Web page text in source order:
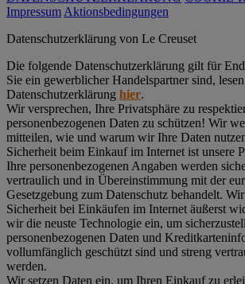
Impressum Aktionsbedingungen
Datenschutz­erklärung von Le Creuset
Die folgende Datenschutzerklärung gilt für
Sie ein gewerblicher Handelspartner sind,
Datenschutzerklärung hier.
Wir versprechen, Ihre Privatsphäre zu
personenbezogenen Daten zu schützen! Wir
mitteilen, wie und warum wir Ihre Daten
Sicherheit beim Einkauf im Internet ist unsere
Ihre personenbezogenen Angaben werden
vertraulich und in Übereinstimmung mit der
Gesetzgebung zum Datenschutz behandelt.
Sicherheit bei Einkäufen im Internet äußerst
wir die neuste Technologie ein, um
personenbezogenen Daten und
vollumfänglich geschützt sind und streng
werden.
Wir setzen Daten ein, um Ihren Einkauf zu